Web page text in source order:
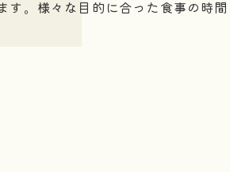
す。様々な目的に合った食事の時